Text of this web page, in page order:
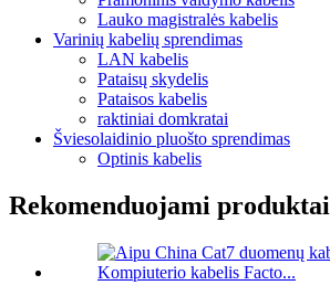
Lauko magistralės kabelis
Varinių kabelių sprendimas
LAN kabelis
Pataisų skydelis
Pataisos kabelis
raktiniai domkratai
Šviesolaidinio pluošto sprendimas
Optinis kabelis
Rekomenduojami produktai